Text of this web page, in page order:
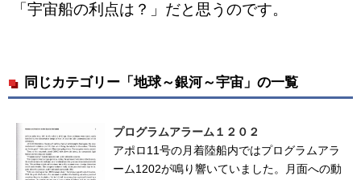
「宇宙船の利点は？」だと思うのです。
同じカテゴリー「地球～銀河～宇宙」の一覧
プログラムアラーム１２０２
アポロ11号の月着陸船内ではプログラムアラ
ーム1202が鳴り響いていました。月面への動